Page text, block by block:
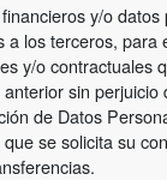
y/o
a los terceros, para
y/o contractuales
sin perjuicio
de Datos
se solicita su